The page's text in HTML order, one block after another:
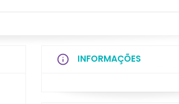
INFORMAÇÕES